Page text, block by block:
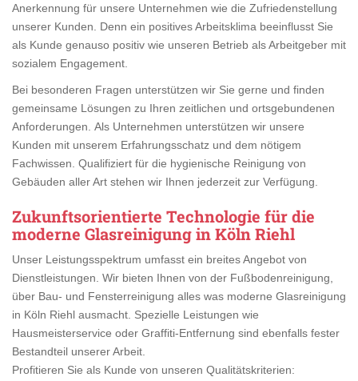
Anerkennung für unsere Unternehmen wie die Zufriedenstellung
unserer Kunden. Denn ein positives Arbeitsklima beeinflusst Sie
als Kunde genauso positiv wie unseren Betrieb als Arbeitgeber mit
sozialem Engagement.
Bei besonderen Fragen unterstützen wir Sie gerne und finden
gemeinsame Lösungen zu Ihren zeitlichen und ortsgebundenen
Anforderungen. Als Unternehmen unterstützen wir unsere
Kunden mit unserem Erfahrungsschatz und dem nötigem
Fachwissen. Qualifiziert für die hygienische Reinigung von
Gebäuden aller Art stehen wir Ihnen jederzeit zur Verfügung.
Zukunftsorientierte Technologie für die
moderne Glasreinigung in Köln Riehl
Unser Leistungsspektrum umfasst ein breites Angebot von
Dienstleistungen. Wir bieten Ihnen von der Fußbodenreinigung,
über Bau- und Fensterreinigung alles was moderne Glasreinigung
in Köln Riehl ausmacht. Spezielle Leistungen wie
Hausmeisterservice oder Graffiti-Entfernung sind ebenfalls fester
Bestandteil unserer Arbeit.
Profitieren Sie als Kunde von unseren Qualitätskriterien: